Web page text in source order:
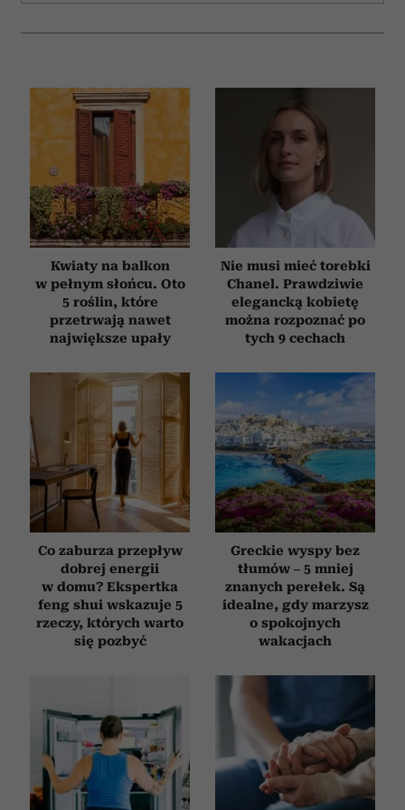
korzystasz z naszej witryny, udostępniamy partnerom
otrzymanymi od Ciebie lub uzyskanymi podczas
korzystania z ich usług.
Kwiaty na balkon
w pełnym słońcu. Oto
5 roślin, które
przetrwają nawet
największe upały
Nie musi mieć torebki
Chanel. Prawdziwie
elegancką kobietę
można rozpoznać po
tych 9 cechach
Co zaburza przepływ
dobrej energii
w domu? Ekspertka
feng shui wskazuje 5
rzeczy, których warto
się pozbyć
Greckie wyspy bez
tłumów – 5 mniej
znanych perełek. Są
idealne, gdy marzysz
o spokojnych
wakacjach